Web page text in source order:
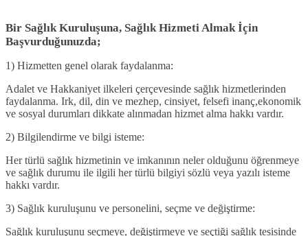
Bir Sağlık Kuruluşuna, Sağlık Hizmeti Almak İçin
Başvurduğunuzda;
1) Hizmetten genel olarak faydalanma:
Adalet ve Hakkaniyet ilkeleri çerçevesinde sağlık hizmetlerinden
faydalanma. Irk, dil, din ve mezhep, cinsiyet, felsefi inanç,ekonomik
ve sosyal durumları dikkate alınmadan hizmet alma hakkı vardır.
2) Bilgilendirme ve bilgi isteme:
Her türlü sağlık hizmetinin ve imkanının neler olduğunu öğrenmeye
ve sağlık durumu ile ilgili her türlü bilgiyi sözlü veya yazılı isteme
hakkı vardır.
3) Sağlık kuruluşunu ve personelini, seçme ve değiştirme:
Sağlık kuruluşunu seçmeye, değiştirmeye ve seçtiği sağlık tesisinde